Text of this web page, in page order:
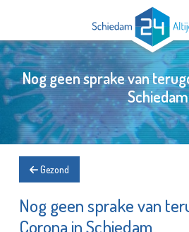
Nog geen sprake van
Schiedam
Gezond
Nog geen sprake van
Corona in Schiedam